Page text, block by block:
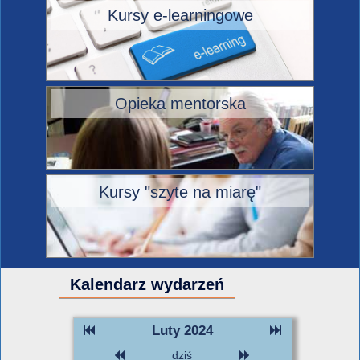
Kursy e-learningowe
Opieka mentorska
Kursy "szyte na miarę"
Kalendarz wydarzeń
Luty 2024
dziś